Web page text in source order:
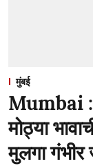
मुंबई
Mumbai :
मोठ्या
मुलगा